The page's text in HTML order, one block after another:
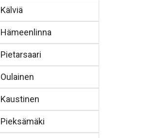
Kälviä
Hämeenlinna
Pietarsaari
Oulainen
Kaustinen
Pieksämäki